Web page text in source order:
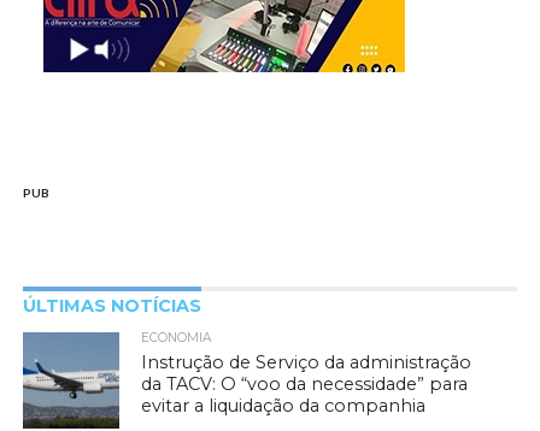
PUB
ÚLTIMAS NOTÍCIAS
ECONOMIA
Instrução de Serviço da administração
da TACV: O “voo da necessidade” para
evitar a liquidação da companhia